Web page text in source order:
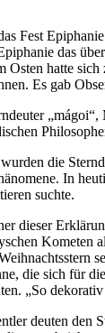
Fest
das
Osten hatte
Es gab
die
In
suchte.
dieser
Kometen
die sich für
„So
deuten den